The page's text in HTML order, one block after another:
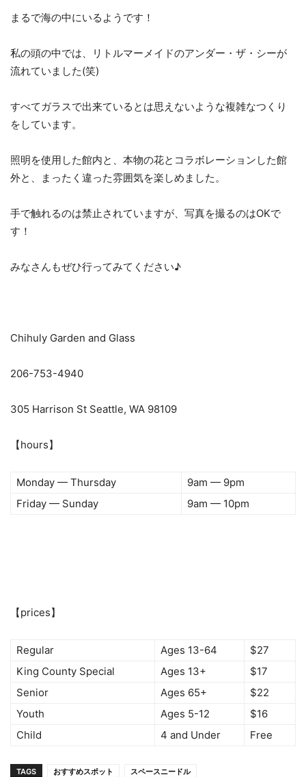
まるで海の中にいるようです！
私の頭の中では、リトルマーメイドのアンダー・ザ・シーが
流れていました(笑)
すべてガラスで出来ているとは思えないような複雑なつくり
をしています。
照明を使用した館内と、本物の花とコラボレーションした館
外と、まったく違った雰囲気を楽しめました。
手で触れるのは禁止されていますが、写真を撮るのはOKで
す！
みなさんもぜひ行ってみてください♪
Chihuly Garden and Glass
206-753-4940
305 Harrison St Seattle, WA 98109
【hours】
Monday — Thursday
9am — 9pm
Friday — Sunday
9am — 10pm
【prices】
Regular Ages 13-64
$27
King County Special
Ages 13+
$17
Senior
Ages 65+
$22
Youth
Ages 5-12
$16
Child
4 and Under Free
TAGS おすすめスポット スペースニードル